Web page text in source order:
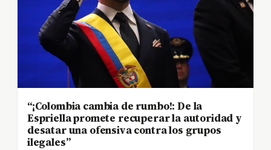
“¡Colombia cambia de rumbo!: De la
Espriella promete recuperar la autoridad y
desatar una ofensiva contra los grupos
ilegales”